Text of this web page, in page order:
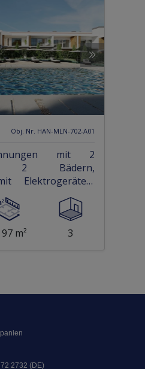
Obj. Nr. HAN-MLN-702-A01
mit 2
2 Bädern,
Elektrogeräten,
und
nur 400 m vom
m² 3
2732 (DE)